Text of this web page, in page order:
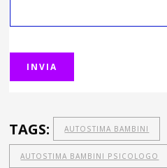
TAGS: AUTOSTIMA BAMBINI
AUTOSTIMA BAMBINI PSICOLOGO